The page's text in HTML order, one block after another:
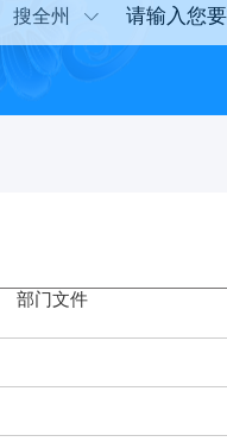
搜全州
部门文件